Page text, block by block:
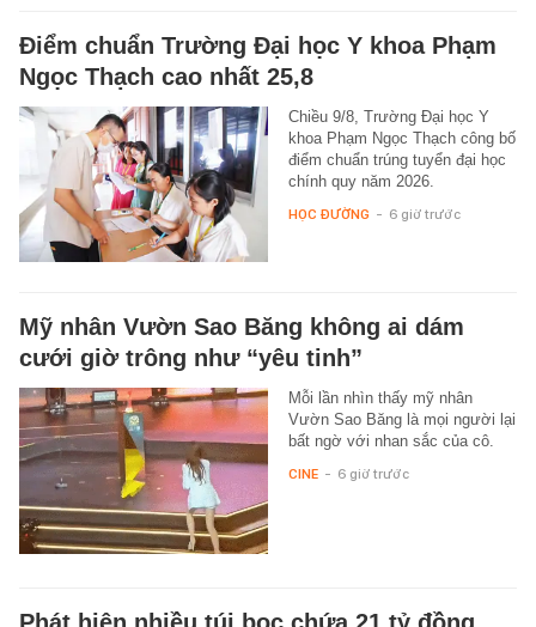
Điểm chuẩn Trường Đại học Y khoa Phạm
Ngọc Thạch cao nhất 25,8
Chiều 9/8, Trường Đại học Y
khoa Phạm Ngọc Thạch công bố
điểm chuẩn trúng tuyển đại học
chính quy năm 2026.
HỌC ĐƯỜNG - 6 giờ trước
Mỹ nhân Vườn Sao Băng không ai dám
cưới giờ trông như “yêu tinh”
Mỗi lần nhìn thấy mỹ nhân
Vườn Sao Băng là mọi người lại
bất ngờ với nhan sắc của cô.
CINE - 6 giờ trước